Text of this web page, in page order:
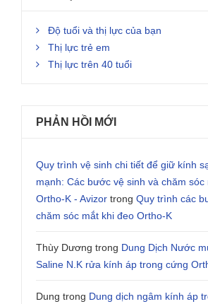
Độ tuổi và thị lực của bạn
Thị lực trẻ em
Thị lực trên 40 tuổi
PHẢN HỒI MỚI
Quy trình vệ sinh chi tiết để giữ kính
mạnh: Các bước vệ sinh và chăm sóc
Ortho-K - Avizor trong Quy trình các
chăm sóc mắt khi đeo Ortho-K
Thùy Dương trong Dung Dịch Nước
Saline N.K rửa kính áp trong cứng
Dung trong Dung dịch ngâm kính áp